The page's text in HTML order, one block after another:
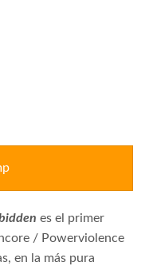
es el primer
/ Powerviolence
en la más pura